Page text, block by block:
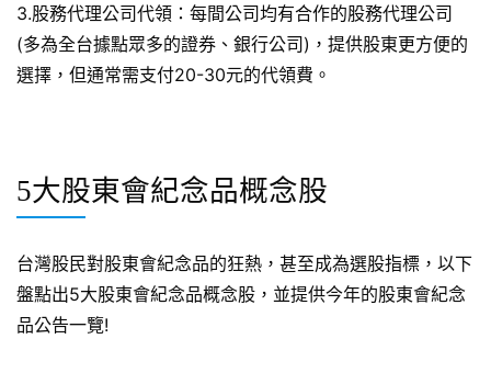
3.股務代理公司代領：每間公司均有合作的股務代理公司
(多為全台據點眾多的證券、銀行公司)，提供股東更方便的
選擇，但通常需支付20-30元的代領費。
5大股東會紀念品概念股
台灣股民對股東會紀念品的狂熱，甚至成為選股指標，以下
盤點出5大股東會紀念品概念股，並提供今年的股東會紀念
品公告一覽!